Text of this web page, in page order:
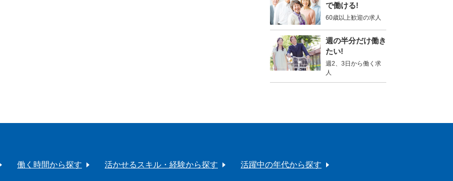
で働ける!
60歳以上歓迎の求人
週の半分だけ働き
たい!
週2、3日から働く求
人
働く時間から探す 活かせるスキル・経験から探す 活躍中の年代から探す